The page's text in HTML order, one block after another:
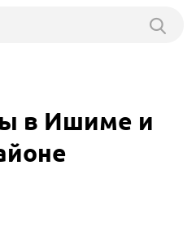
в Ишиме и